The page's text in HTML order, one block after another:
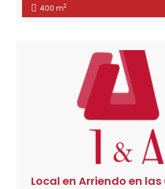
400 m2
Local en Arriendo en